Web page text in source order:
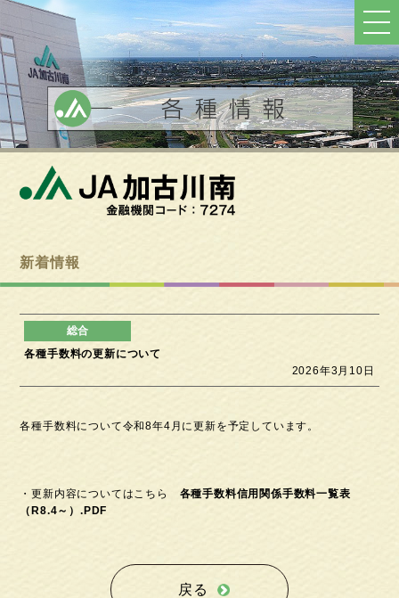
新着情報
各種手数料の更新について
2026年3月10日
各種手数料について令和8年4月に更新を予定しています。
・更新内容についてはこちら 各種手数料信用関係手数料一覧表
（R8.4～ ）.PDF
戻る